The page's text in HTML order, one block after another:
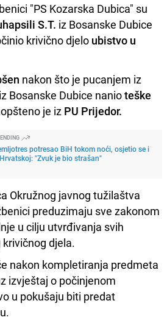
"PS Kozarska Dubica" su
S.T. iz Bosanske Dubice
krivično djelo ubistvo u
nakon što je pucanjem iz
Bosanske Dubice nanioteške
je iz PU Prijedor.
potresao BiH tokom noći, osjetio se i
"Zvuk je bio strašan"
Okružnog javnog tužilaštva
preduzimaju sve zakonom
u cilju utvrđivanja svih
djela.
nakon kompletiranja predmeta
izvještaj o počinjenom
u pokušaju biti predat